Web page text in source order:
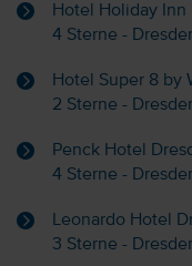
Hotel Holiday Inn
4 Sterne -
Hotel Super 8 by
2 Sterne -
Penck Hotel
4 Sterne -
Leonardo Hotel
3 Sterne -